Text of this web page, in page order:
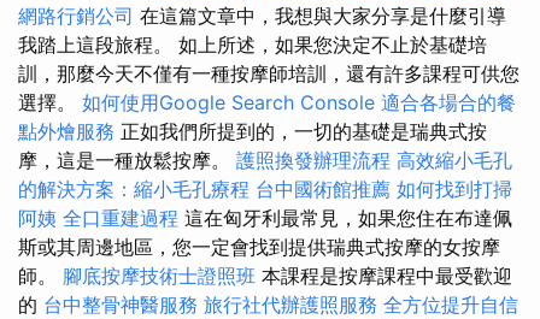
網路行銷公司 在這篇文章中，我想與大家分享是什麼引導
我踏上這段旅程。 如上所述，如果您決定不止於基礎培
訓，那麼今天不僅有一種按摩師培訓，還有許多課程可供您
選擇。 如何使用Google Search Console 適合各場合的餐
點外燴服務 正如我們所提到的，一切的基礎是瑞典式按
摩，這是一種放鬆按摩。 護照換發辦理流程 高效縮小毛孔
的解決方案：縮小毛孔療程 台中國術館推薦 如何找到打掃
阿姨 全口重建過程 這在匈牙利最常見，如果您住在布達佩
斯或其周邊地區，您一定會找到提供瑞典式按摩的女按摩
師。 腳底按摩技術士證照班 本課程是按摩課程中最受歡迎
的 台中整骨神醫服務 旅行社代辦護照服務 全方位提升自信